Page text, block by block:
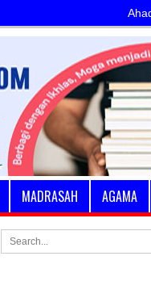
MADRASAH AGAMA